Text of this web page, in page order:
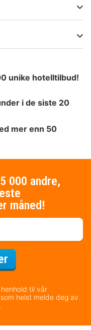
unike hotelltilbud!
i de siste 20
mer enn 50
000 andre,
måned!
til vår
helst melde deg av